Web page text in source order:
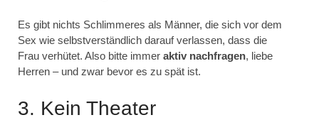
Es gibt nichts Schlimmeres als Männer, die sich vor dem
Sex wie selbstverständlich darauf verlassen, dass die
Frau verhütet. Also bitte immer aktiv nachfragen, liebe
Herren – und zwar bevor es zu spät ist.
3. Kein Theater